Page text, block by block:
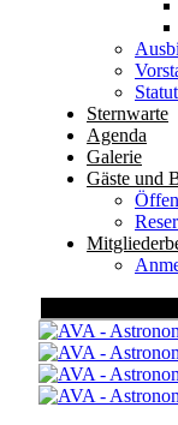
Sternwarte
Agenda
Galerie
Gäste und